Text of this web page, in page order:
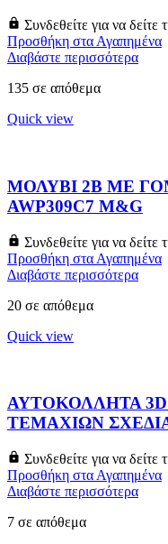
Συνδεθείτε για να δείτε
Προσθήκη στα Αγαπημένα
Διαβάστε περισσότερα
135 σε απόθεμα
Quick view
ΜΟΛΥΒΙ 2B ΜΕ
AWP309C7 M&G
Συνδεθείτε για να δείτε
Προσθήκη στα Αγαπημένα
Διαβάστε περισσότερα
20 σε απόθεμα
Quick view
ΑΥΤΟΚΟΛΛΗΤΑ 3D
ΤΕΜΑΧΙΩΝ
Συνδεθείτε για να δείτε
Προσθήκη στα Αγαπημένα
Διαβάστε περισσότερα
7 σε απόθεμα